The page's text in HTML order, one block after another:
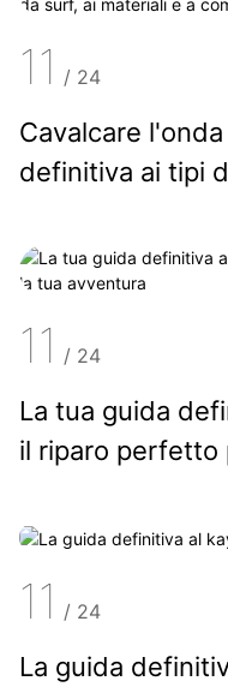
11 / 24
Cavalcare
definitiva ai tipi
11 / 24
La tua guida
il riparo perfetto
11 / 24
La guida